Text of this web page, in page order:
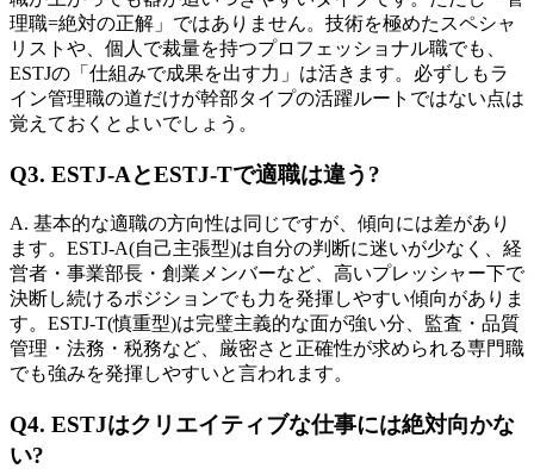
理職=絶対の正解」ではありません。技術を極めたスペシャ
リストや、個人で裁量を持つプロフェッショナル職でも、
ESTJの「仕組みで成果を出す力」は活きます。必ずしもラ
イン管理職の道だけが幹部タイプの活躍ルートではない点は
覚えておくとよいでしょう。
Q3. ESTJ-AとESTJ-Tで適職は違う?
A. 基本的な適職の方向性は同じですが、傾向には差があり
ます。ESTJ-A(自己主張型)は自分の判断に迷いが少なく、経
営者・事業部長・創業メンバーなど、高いプレッシャー下で
決断し続けるポジションでも力を発揮しやすい傾向がありま
す。ESTJ-T(慎重型)は完璧主義的な面が強い分、監査・品質
管理・法務・税務など、厳密さと正確性が求められる専門職
でも強みを発揮しやすいと言われます。
Q4. ESTJはクリエイティブな仕事には絶対向かな
い?